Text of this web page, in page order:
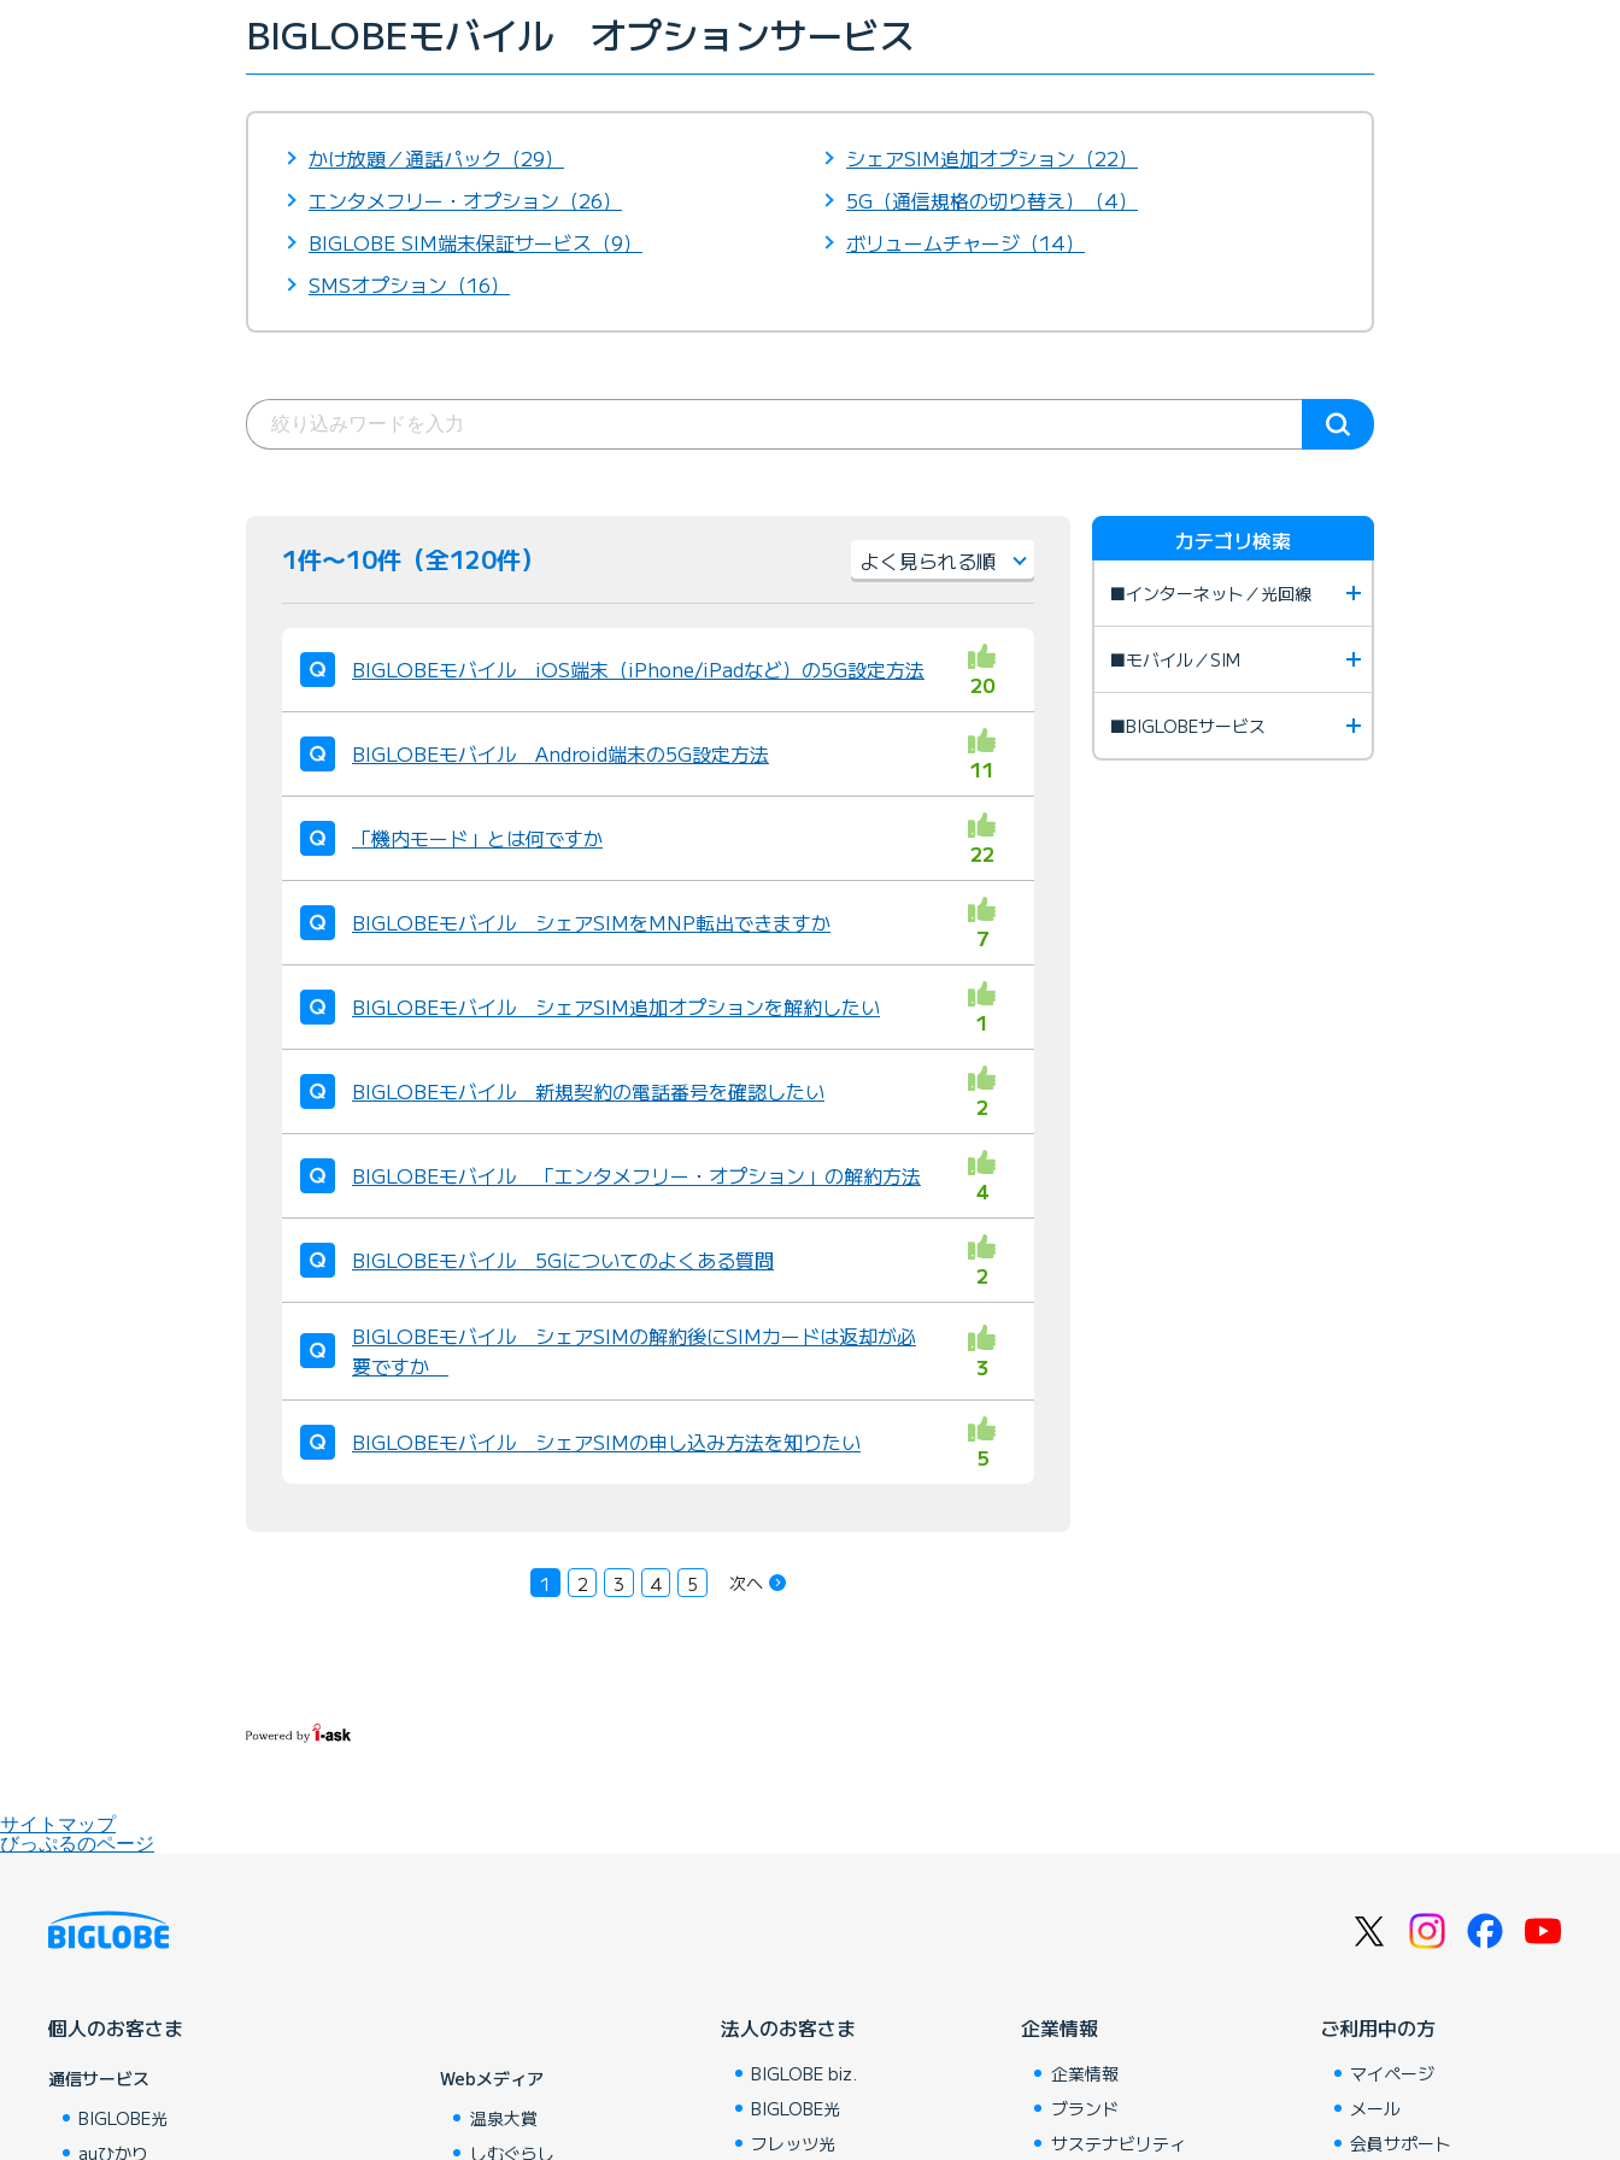
BIGLOBEモバイル オプションサービス
かけ放題／通話パック（29）
シェアSIM追加オプション（22）
エンタメフリー・オプション（26）
5G（通信規格の切り替え）（4）
BIGLOBE SIM端末保証サービス（9）
ボリュームチャージ（14）
SMSオプション（16）
1件〜10件（全120件）
並
替
BIGLOBEモバイル iOS端末（iPhone/iPadなど）の5G設定方法
20
BIGLOBEモバイル Android端末の5G設定方法
11
「機内モード」とは何ですか
22
BIGLOBEモバイル シェアSIMをMNP転出できますか
7
BIGLOBEモバイル シェアSIM追加オプションを解約したい
1
BIGLOBEモバイル 新規契約の電話番号を確認したい
2
BIGLOBEモバイル 「エンタメフリー・オプション」の解約方法
4
BIGLOBEモバイル 5Gについてのよくある質問
2
BIGLOBEモバイル シェアSIMの解約後にSIMカードは返却が必
要ですか
3
BIGLOBEモバイル シェアSIMの申し込み方法を知りたい
5
1 2 3 4 5 次へ
カテゴリ検索
■インターネット／光回線
■モバイル／SIM
■BIGLOBEサービス
サイトマップ
びっぷるのページ
個人のお客さま
通信サービス
BIGLOBE光
auひかり
Webメディア
温泉大賞
しむぐらし
法人のお客さま
BIGLOBE biz.
BIGLOBE光
フレッツ光
企業情報
企業情報
ブランド
サステナビリティ
ご利用中の方
マイページ
メール
会員サポート